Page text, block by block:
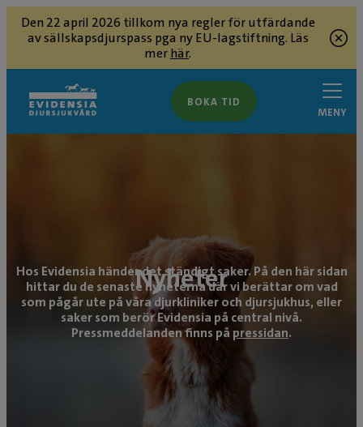
Den 22 april 2026 tillkom nya regler för utfärdande
av sällskapsdjurspass pga ny EU-lagstiftning. Läs
merhär.
BOKA TID
MENY
Nyheter
Hos Evidensia händer det ständigt saker. På den här sidan
hittar du de senaste nyheterna där vi berättar om vad
som pågår ute på våra djurkliniker och djursjukhus, eller
saker som berör Evidensia på central nivå.
Pressmeddelanden finns på pressidan.